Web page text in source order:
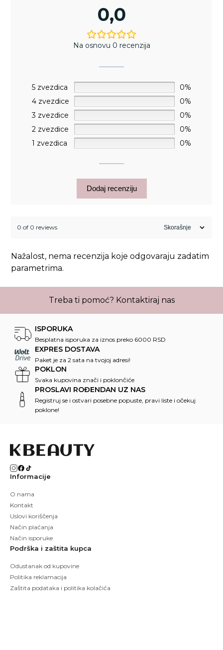
0,0
Na osnovu 0 recenzija
5 zvezdica
0%
4 zvezdice
0%
3 zvezdice
0%
2 zvezdice
0%
1 zvezdica
0%
Dodaj recenziju
0 of 0 reviews
Nažalost, nema recenzija koje odgovaraju zadatim
parametrima.
Treba ti pomoć? Kontaktiraj nas
ISPORUKA
Besplatna isporuka za iznos preko 6000 RSD
EXPRES DOSTAVA
Paket je za 2 sata na tvojoj adresi!
POKLON
Svaka kupovina znači i poklončiće
PROSLAVI ROĐENDAN UZ NAS
Registruj se i ostvari posebne popuste, pravi liste i očekuj
poklone!
Informacije
O nama
Kontakt
Uslovi koriščenja
Način plaćanja
Način isporuke
Podrška i zaštita kupca
Odustanak od kupovine
Politika reklamacija
Zaštita podataka i politika kolačića